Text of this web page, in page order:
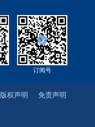
订阅号
免责声明
版权声明